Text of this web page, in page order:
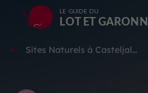
LE GUIDE DU
LOT ET
Sites Naturels à Casteljaloux